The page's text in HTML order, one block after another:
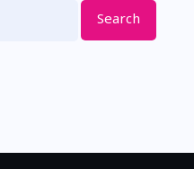
Search